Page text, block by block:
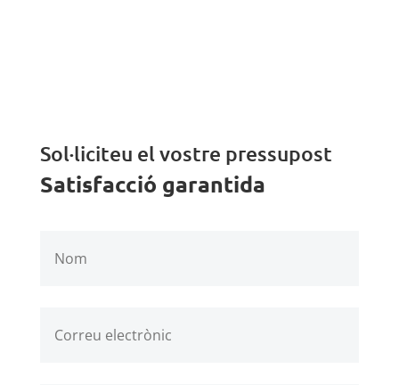
Sol·liciteu el vostre pressupost
Satisfacció garantida